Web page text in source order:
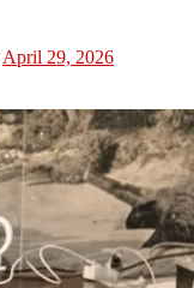
April 29, 2026